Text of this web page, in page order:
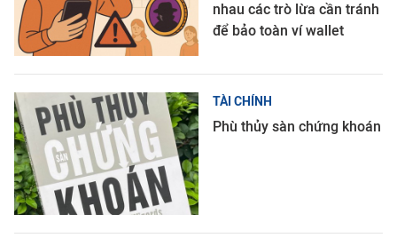
nhau các trò lừa cần tránh
để bảo toàn ví wallet
TÀI CHÍNH
Phù thủy sàn chứng khoán